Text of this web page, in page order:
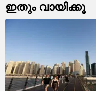
ഇതും വായിക്കൂ